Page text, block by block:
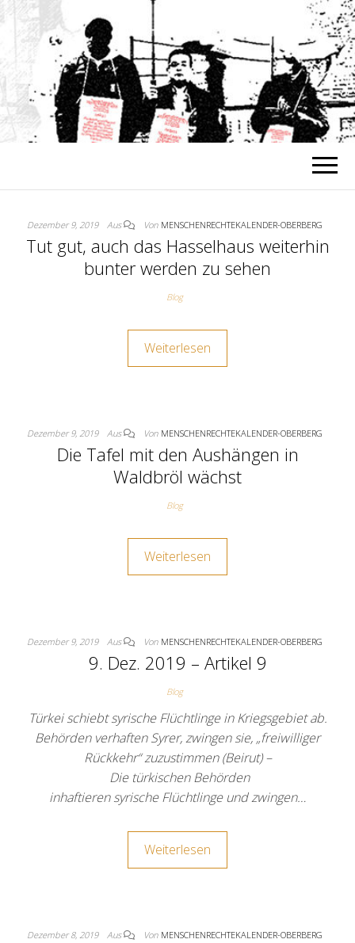
Alle Menschen sind gleich an Würde
und Rechten
Dezember 9, 2019 Aus Von MENSCHENRECHTEKALENDER-OBERBERG
Tut gut, auch das Hasselhaus weiterhin
bunter werden zu sehen
Blog
Weiterlesen
Dezember 9, 2019 Aus Von MENSCHENRECHTEKALENDER-OBERBERG
Die Tafel mit den Aushängen in
Waldbröl wächst
Blog
Weiterlesen
Dezember 9, 2019 Aus Von MENSCHENRECHTEKALENDER-OBERBERG
9. Dez. 2019 – Artikel 9
Blog
Türkei schiebt syrische Flüchtlinge in Kriegsgebiet ab.
Behörden verhaften Syrer, zwingen sie, „freiwilliger
Rückkehr“ zuzustimmen (Beirut) –
Die türkischen Behörden
inhaftieren syrische Flüchtlinge und zwingen…
Weiterlesen
Dezember 8, 2019 Aus Von MENSCHENRECHTEKALENDER-OBERBERG